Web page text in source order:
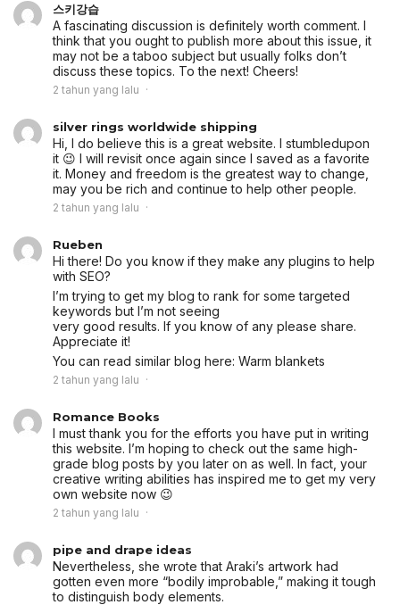
스키강습
A fascinating discussion is definitely worth comment. I
think that you ought to publish more about this issue, it
may not be a taboo subject but usually folks don’t
discuss these topics. To the next! Cheers!
2 tahun yang lalu
silver rings worldwide shipping
Hi, I do believe this is a great website. I stumbledupon
it 😉 I will revisit once again since I saved as a favorite
it. Money and freedom is the greatest way to change,
may you be rich and continue to help other people.
2 tahun yang lalu
Rueben
Hi there! Do you know if they make any plugins to help
with SEO?
I’m trying to get my blog to rank for some targeted
keywords but I’m not seeing
very good results. If you know of any please share.
Appreciate it!
You can read similar blog here: Warm blankets
2 tahun yang lalu
Romance Books
I must thank you for the efforts you have put in writing
this website. I’m hoping to check out the same high-
grade blog posts by you later on as well. In fact, your
creative writing abilities has inspired me to get my very
own website now 😉
2 tahun yang lalu
pipe and drape ideas
Nevertheless, she wrote that Araki’s artwork had
gotten even more “bodily improbable,” making it tough
to distinguish body elements.